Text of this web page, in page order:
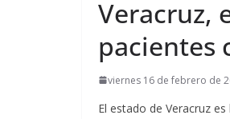
Veracruz,
pacientes
viernes 16 de febrero de
El estado de Veracruz